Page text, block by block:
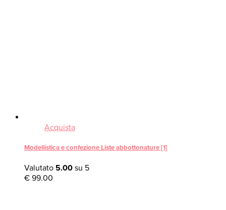
Acquista
Modellistica e confezione Liste abbottonature [1]
Valutato 5.00 su 5
€ 99.00